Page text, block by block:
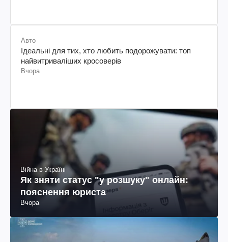
Авто
Ідеальні для тих, хто любить подорожувати: топ
найвитриваліших кросоверів
Вчора
Війна в Україні
Як зняти статус "у розшуку" онлайн:
пояснення юриста
Вчора